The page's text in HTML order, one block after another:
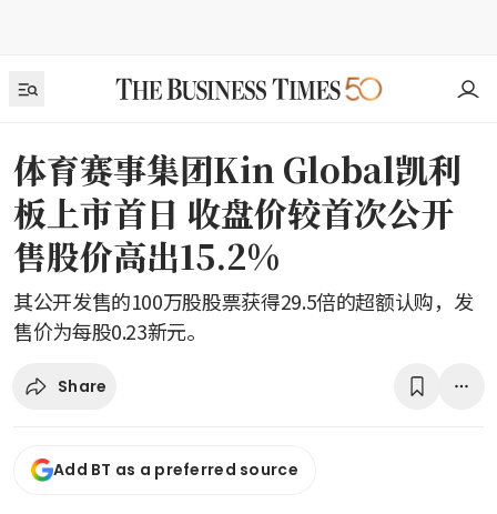
体育赛事集团Kin Global凯利
板上市首日 收盘价较首次公开
售股价高出15.2%
其公开发售的100万股股票获得29.5倍的超额认购，发
售价为每股0.23新元。
Share
Add BT as a preferred source